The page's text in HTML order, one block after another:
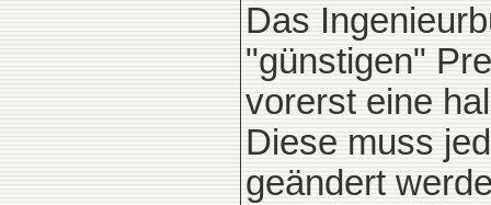
Das
"günstigen"
vorerst eine
Diese muss
geändert